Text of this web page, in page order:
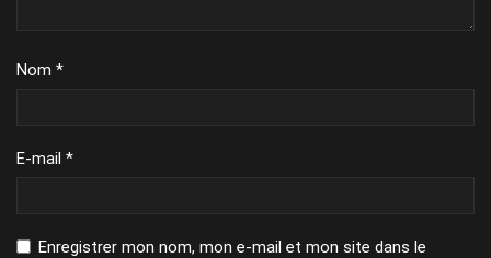
Nom *
E-mail *
Enregistrer mon nom, mon e-mail et mon site dans le